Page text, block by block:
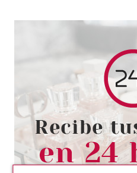
TIGI BED HEAD
TAMMER
100
Pvr 15.50€